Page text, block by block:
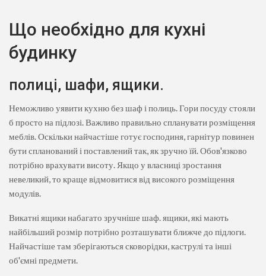
Що необхідно для кухні
будинку
полиці, шафи, ящики.
Неможливо уявити кухню без шаф і полиць. Гори посуду стояли
б просто на підлозі. Важливо правильно спланувати розміщення
меблів. Оскільки найчастіше готує господиня, гарнітур повинен
бути спланований і поставлений так, як зручно їй. Обов'язково
потрібно врахувати висоту. Якщо у власниці зростання
невеликий, то краще відмовитися від високого розміщення
модулів.
Викатні ящики набагато зручніше шаф. ящики, які мають
найбільший розмір потрібно розташувати ближче до підлоги.
Найчастіше там зберігаються сковорідки, каструлі та інші
об'ємні предмети.